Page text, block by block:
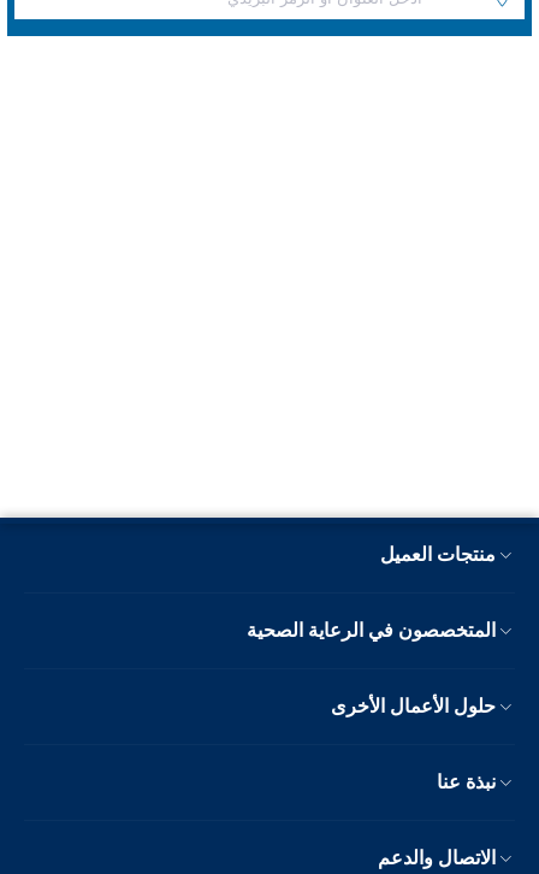
منتجات العميل
المتخصصون في الرعاية الصحية
حلول الأعمال الأخرى
نبذة عنا
الاتصال والدعم